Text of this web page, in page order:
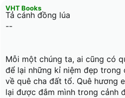
VHT Books
Tả cánh đồng lúa
--
Mỗi một chúng ta, ai cũng có
để lại những kỉ niệm đẹp
về quê cha đất tổ. Quê hương
lại được đắm mình trong cảnh